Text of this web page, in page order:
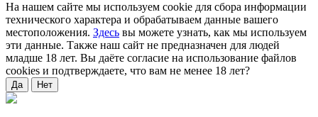
На нашем сайте мы используем cookie для сбора информации
технического характера и обрабатываем данные вашего
местоположения. Здесь вы можете узнать, как мы используем
эти данные. Также наш сайт не предназначен для людей
младше 18 лет. Вы даёте согласие на использование файлов
cookies и подтверждаете, что вам не менее 18 лет?
Да Нет